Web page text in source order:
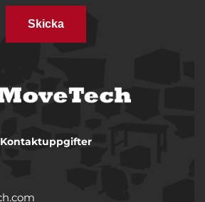
Skicka
Kontaktuppgifter